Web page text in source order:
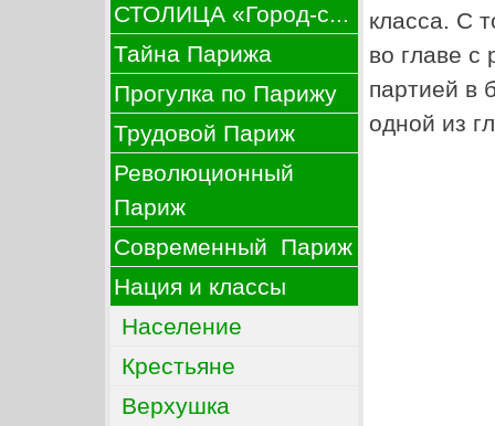
СТОЛИЦА «Город-с...
Тайна Парижа
Прогулка по Парижу
Трудовой Париж
Революционный
Париж
Современный Париж
Нация и классы
Население
Крестьяне
Верхушка
класса. С
во главе с
партией в
одной из